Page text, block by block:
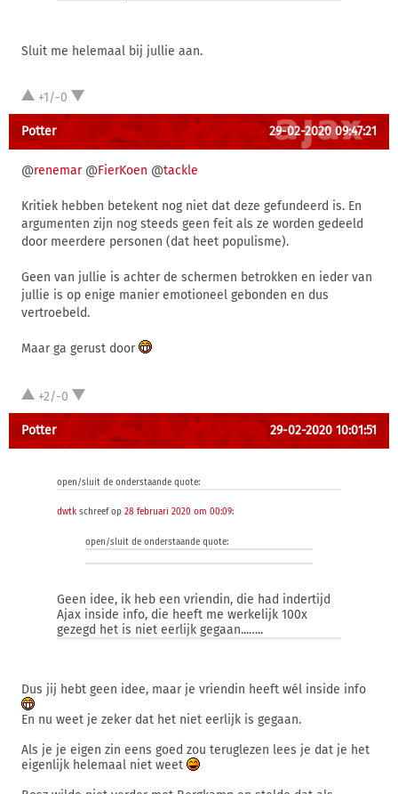
Sluit me helemaal bij jullie aan.
+1/-0
Potter 29-02-2020 09:47:21
@renemar@FierKoen @tackle
Kritiek hebben betekent nog niet dat deze gefundeerd is. En
argumenten zijn nog steeds geen feit als ze worden gedeeld
door meerdere personen (dat heet populisme).
Geen van jullie is achter de schermen betrokken en ieder van
jullie is op enige manier emotioneel gebonden en dus
vertroebeld.
Maar ga gerust door
+2/-0
Potter 29-02-2020 10:01:51
open/sluit de onderstaande quote:
dwtk schreef op 28 februari 2020 om 00:09:
open/sluit de onderstaande quote:
Geen idee, ik heb een vriendin, die had indertijd
Ajax inside info, die heeft me werkelijk 100x
gezegd het is niet eerlijk gegaan...…..
Dus jij hebt geen idee, maar je vriendin heeft wél inside info
En nu weet je zeker dat het niet eerlijk is gegaan.
Als je je eigen zin eens goed zou teruglezen lees je dat je het
eigenlijk helemaal niet weet